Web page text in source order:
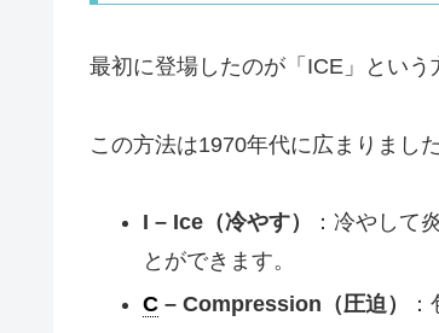
最初に登場したのが「ICE」という
この方法は1970年代に広まりました
I – Ice（冷やす）
：冷やして
とができます。
C– Compression（圧迫）